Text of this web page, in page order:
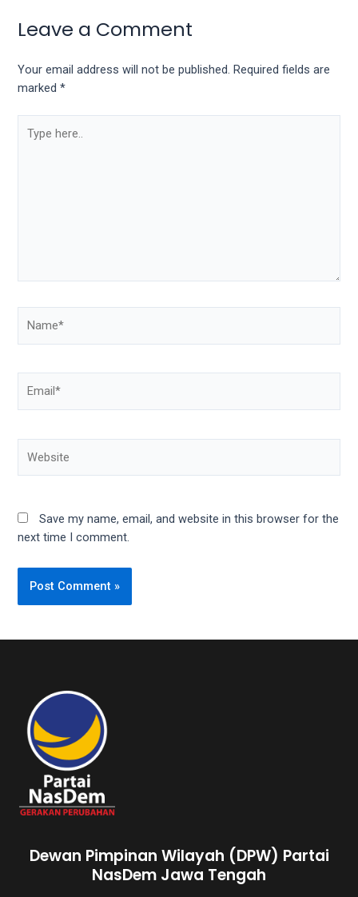
Leave a Comment
Your email address will not be published. Required fields are
marked*
Save my name, email, and website in this browser for the
next time I comment.
Dewan Pimpinan Wilayah (DPW) Partai
NasDem Jawa Tengah